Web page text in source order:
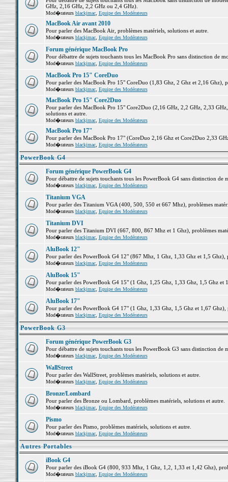
GHz, 2,16 GHz, 2,2 GHz ou 2,4 GHz).
Mod�rateurs blackjmac, Equipe des Modérateurs
MacBook Air avant 2010
Pour parler des MacBook Air, problèmes matériels, solutions et autre.
Mod�rateurs blackjmac, Equipe des Modérateurs
Forum générique MacBook Pro
Pour débattre de sujets touchants tous les MacBook Pro sans distinction de
Mod�rateurs blackjmac, Equipe des Modérateurs
MacBook Pro 15" CoreDuo
Pour parler des MacBook Pro 15" CoreDuo (1,83 Ghz, 2 Ghz et 2,16 Ghz),
Mod�rateurs blackjmac, Equipe des Modérateurs
MacBook Pro 15" Core2Duo
Pour parler des MacBook Pro 15" Core2Duo (2,16 GHz, 2,2 GHz, 2,33
solutions et autre.
Mod�rateurs blackjmac, Equipe des Modérateurs
MacBook Pro 17"
Pour parler des MacBook Pro 17" (CoreDuo 2,16 Ghz et Core2Duo 2,33
Mod�rateurs blackjmac, Equipe des Modérateurs
PowerBook G4
Forum générique PowerBook G4
Pour débattre de sujets touchants tous les PowerBook G4 sans distinction de
Mod�rateurs blackjmac, Equipe des Modérateurs
Titanium VGA
Pour parler des Titanium VGA (400, 500, 550 et 667 Mhz), problèmes
Mod�rateurs blackjmac, Equipe des Modérateurs
Titanium DVI
Pour parler des Titanium DVI (667, 800, 867 Mhz et 1 Ghz), problèmes
Mod�rateurs blackjmac, Equipe des Modérateurs
AluBook 12"
Pour parler des PowerBook G4 12" (867 Mhz, 1 Ghz, 1,33 Ghz et 1,5 Ghz),
Mod�rateurs blackjmac, Equipe des Modérateurs
AluBook 15"
Pour parler des PowerBook G4 15" (1 Ghz, 1,25 Ghz, 1,33 Ghz, 1,5 Ghz et
Mod�rateurs blackjmac, Equipe des Modérateurs
AluBook 17"
Pour parler des PowerBook G4 17" (1 Ghz, 1,33 Ghz, 1,5 Ghz et 1,67 Ghz),
Mod�rateurs blackjmac, Equipe des Modérateurs
PowerBook G3
Forum générique PowerBook G3
Pour débattre de sujets touchants tous les PowerBook G3 sans distinction de
Mod�rateurs blackjmac, Equipe des Modérateurs
WallStreet
Pour parler des WallStreet, problèmes matériels, solutions et autre.
Mod�rateurs blackjmac, Equipe des Modérateurs
Bronze/Lombard
Pour parler des Bronze ou Lombard, problèmes matériels, solutions et autre.
Mod�rateurs blackjmac, Equipe des Modérateurs
Pismo
Pour parler des Pismo, problèmes matériels, solutions et autre.
Mod�rateurs blackjmac, Equipe des Modérateurs
Autres Portables
iBook G4
Pour parler des iBook G4 (800, 933 Mhz, 1 Ghz, 1,2, 1,33 et 1,42 Ghz),
Mod�rateurs blackjmac, Equipe des Modérateurs